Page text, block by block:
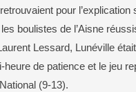
pour l’explication
boulistes de l’Aisne
Lessard, Lunéville
de patience et le jeu
(9-13).